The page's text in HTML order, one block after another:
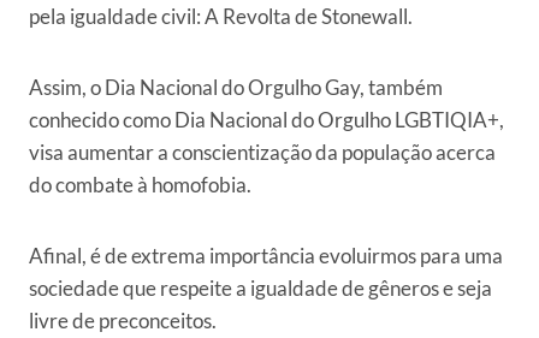
pela igualdade civil: A Revolta de Stonewall.
Assim, o Dia Nacional do Orgulho Gay, também
conhecido como Dia Nacional do Orgulho LGBTIQIA+,
visa aumentar a conscientização da população acerca
do combate à homofobia.
Afinal, é de extrema importância evoluirmos para uma
sociedade que respeite a igualdade de gêneros e seja
livre de preconceitos.